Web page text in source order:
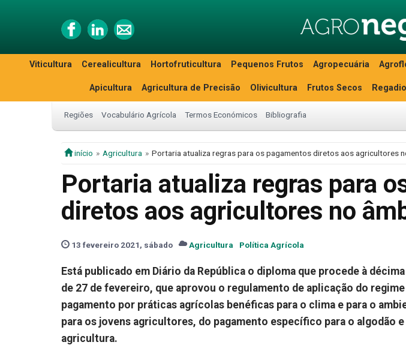
Viticultura Cerealicultura Hortofruticultura Pequenos Frutos Agropecuária
Apicultura Agricultura de Precisão Olivicultura Frutos Secos Regadio
Regiões Vocabulário Agrícola Termos Económicos Bibliografia
início Agricultura Portaria atualiza regras para os pagamentos diretos aos agricultores
Portaria atualiza regras para
diretos aos agricultores no
13 fevereiro 2021, sábado Agricultura Política Agrícola
Está publicado em Diário da República o diploma que procede à
de 27 de fevereiro, que aprovou o regulamento de aplicação do
pagamento por práticas agrícolas benéficas para o clima e para o
para os jovens agricultores, do pagamento específico para o algodão
agricultura.